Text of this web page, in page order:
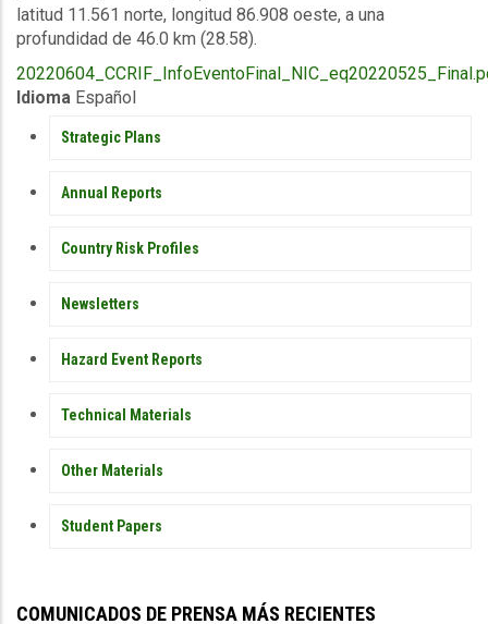
latitud 11.561 norte, longitud 86.908 oeste, a una
profundidad de 46.0 km (28.58).
Upload
Publication
Idioma Español
PUBLICATIONS
Strategic Plans
Annual Reports
Country Risk Profiles
Newsletters
Hazard Event Reports
Technical Materials
Other Materials
Student Papers
COMUNICADOS DE PRENSA MÁS RECIENTES